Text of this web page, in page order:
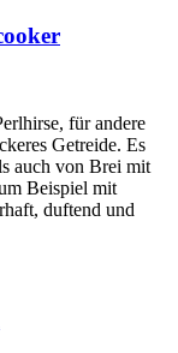
für andere
Getreide. Es
auch von Brei mit
Beispiel mit
duftend und